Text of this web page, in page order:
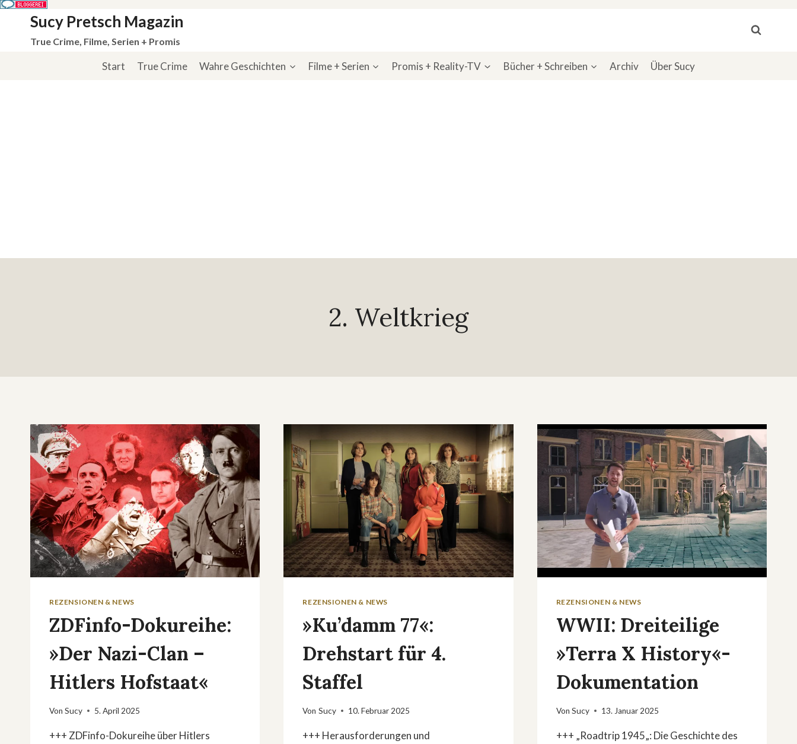
springen
Sucy Pretsch Magazin
True Crime, Filme, Serien + Promis
Start True Crime Wahre Geschichten Filme + Serien Promis + Reality-TV Bücher + Schreiben Archiv Über Sucy
2. Weltkrieg
REZENSIONEN & NEWS
ZDFinfo-Dokureihe:
»Der Nazi-Clan –
Hitlers Hofstaat«
Von Sucy 5. April 2025
+++ ZDFinfo-Dokureihe über Hitlers
REZENSIONEN & NEWS
»Ku’damm 77«:
Drehstart für 4.
Staffel
Von Sucy 10. Februar 2025
+++ Herausforderungen und
REZENSIONEN & NEWS
WWII: Dreiteilige
»Terra X History«-
Dokumentation
Von Sucy 13. Januar 2025
+++ „Roadtrip 1945„: Die Geschichte des